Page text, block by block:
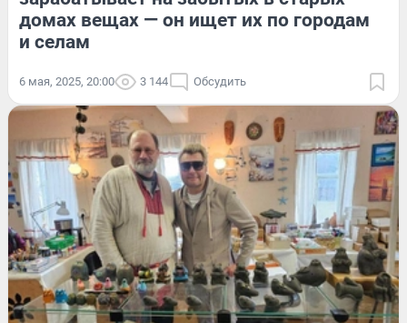
домах вещах — он ищет их по городам
и селам
6 мая, 2025, 20:00 3 144 Обсудить